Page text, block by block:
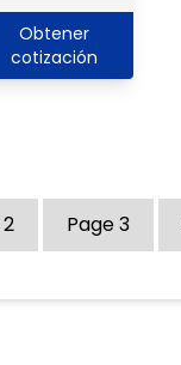
Obtener
cotización
2 Page3